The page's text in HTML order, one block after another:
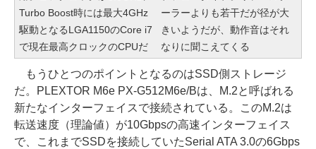
Turbo Boost時には最大4GHz
駆動となるLGA1150のCore i7
で現在最高クロックのCPUだ
ーラーよりも若干だが径が大
きいようだが、動作音はそれ
なりに聞こえてくる
もうひとつのポイントとなるのはSSD側ストレージ
だ。PLEXTOR M6e PX-G512M6e/Bは、M.2と呼ばれる
新たなインターフェイスで接続されている。このM.2は
転送速度（理論値）が10Gbpsの高速インターフェイス
で、これまでSSDを接続していたSerial ATA 3.0の6Gbps